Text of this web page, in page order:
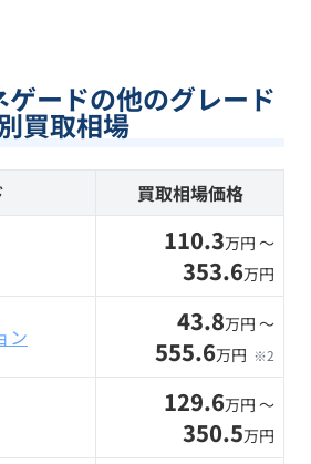
ゲードの他のグレード
買取相場
買取相場価格
110.3万円 〜
353.6万円
ン 43.8万円 〜
555.6万円 ※2
129.6万円 〜
350.5万円